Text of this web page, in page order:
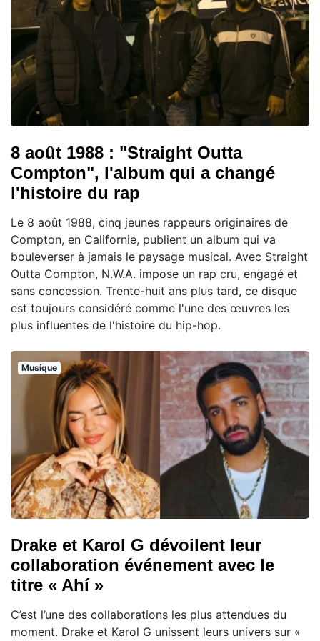
8 août 1988 : "Straight Outta
Compton", l'album qui a changé
l'histoire du rap
Le 8 août 1988, cinq jeunes rappeurs originaires de
Compton, en Californie, publient un album qui va
bouleverser à jamais le paysage musical. Avec Straight
Outta Compton, N.W.A. impose un rap cru, engagé et
sans concession. Trente-huit ans plus tard, ce disque
est toujours considéré comme l'une des œuvres les
plus influentes de l'histoire du hip-hop.
Musique
Drake et Karol G dévoilent leur
collaboration événement avec le
titre « Ahí »
C’est l’une des collaborations les plus attendues du
moment. Drake et Karol G unissent leurs univers sur «